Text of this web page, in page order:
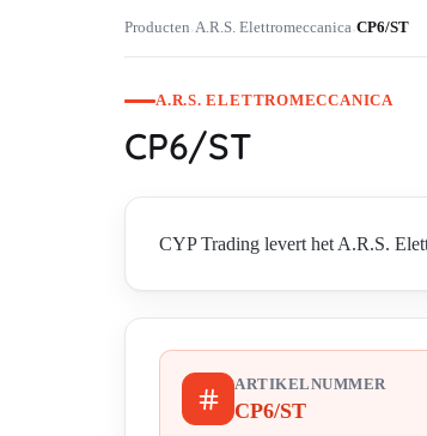
Producten›A.R.S. Elettromeccanica›CP6/ST
A.R.S. ELETTROMECCANICA
CP6/ST
CYP Trading levert het A.R.S.
ARTIKELNUMMER
CP6/ST